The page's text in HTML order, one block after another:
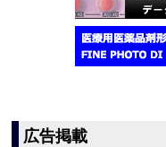
広告掲載